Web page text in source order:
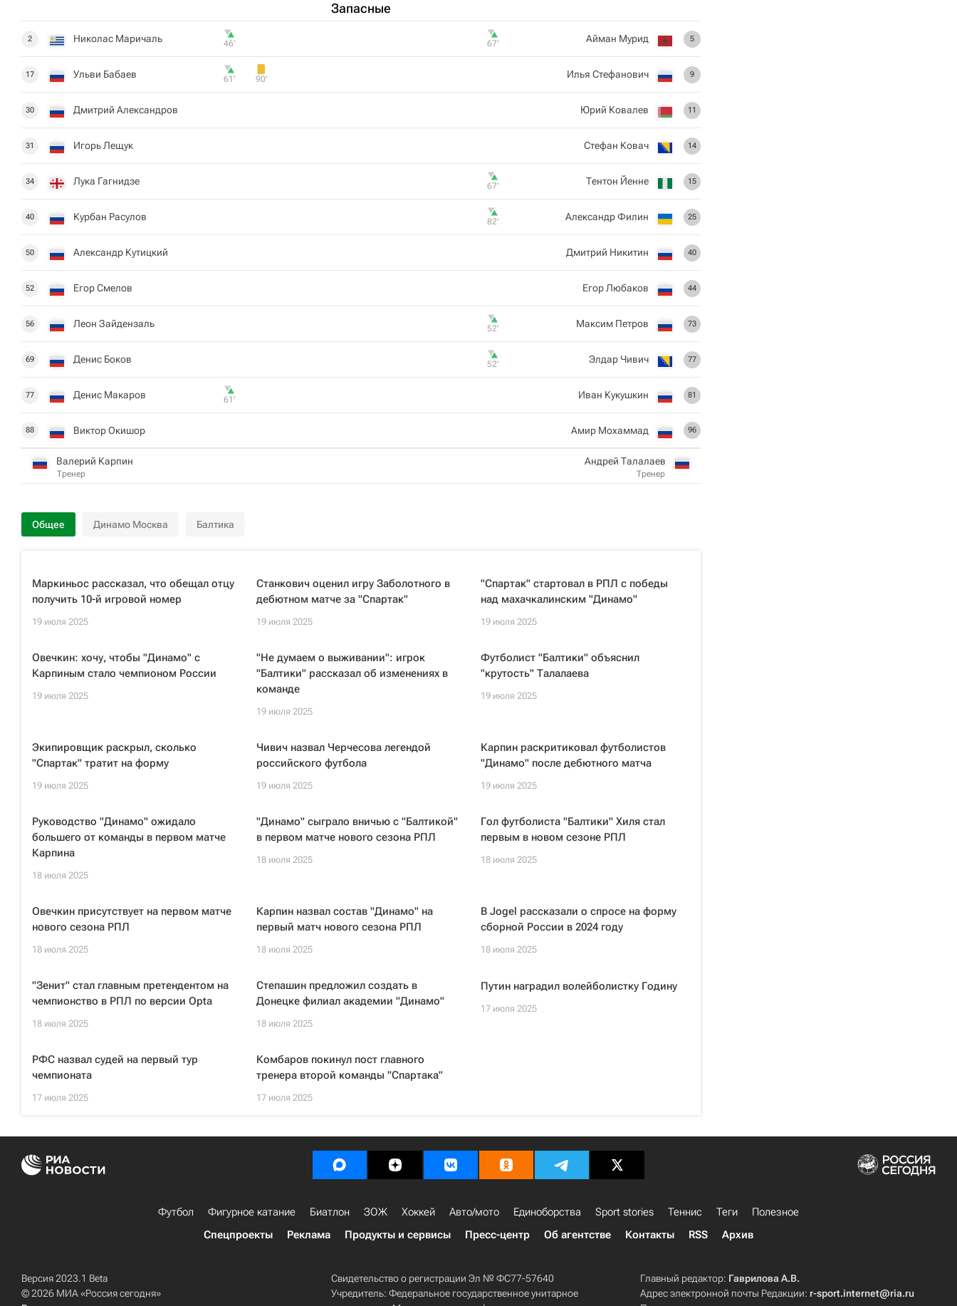
Запасные
2 Николас Маричаль 46‎’‎
17 Ульви Бабаев 61‎’‎ 90‎’‎
30 Дмитрий Александров
31 Игорь Лещук
34 Лука Гагнидзе
40 Курбан Расулов
50 Александр Кутицкий
52 Егор Смелов
56 Леон Зайдензаль
69 Денис Боков
77 Денис Макаров 61‎’‎
88 Виктор Окишор
Валерий Карпин
Тренер
5
Айман Мурид
67‎’‎
9
Илья Стефанович
11
Юрий Ковалев
14
Стефан Ковач
15
Тентон Йенне
67‎’‎
25
Александр Филин
82‎’‎
40
Дмитрий Никитин
44
Егор Любаков
73
Максим Петров
52‎’‎
77
Элдар Чивич
52‎’‎
81
Иван Кукушкин
96
Амир Мохаммад
Андрей Талалаев
Тренер
Общее Динамо Москва Балтика
Маркиньос рассказал, что обещал отцу
получить 10-й игровой номер
19 июля 2025
Станкович оценил игру Заболотного в
дебютном матче за "Спартак"
19 июля 2025
"Спартак" стартовал в РПЛ с победы
над махачкалинским "Динамо"
19 июля 2025
Овечкин: хочу, чтобы "Динамо" с
Карпиным стало чемпионом России
19 июля 2025
"Не думаем о выживании": игрок
"Балтики" рассказал об изменениях в
команде
19 июля 2025
Футболист "Балтики" объяснил
"крутость" Талалаева
19 июля 2025
Экипировщик раскрыл, сколько
"Спартак" тратит на форму
19 июля 2025
Чивич назвал Черчесова легендой
российского футбола
19 июля 2025
Карпин раскритиковал футболистов
"Динамо" после дебютного матча
19 июля 2025
Руководство "Динамо" ожидало
большего от команды в первом матче
Карпина
18 июля 2025
"Динамо" сыграло вничью с "Балтикой"
в первом матче нового сезона РПЛ
18 июля 2025
Гол футболиста "Балтики" Хиля стал
первым в новом сезоне РПЛ
18 июля 2025
Овечкин присутствует на первом матче
нового сезона РПЛ
18 июля 2025
Карпин назвал состав "Динамо" на
первый матч нового сезона РПЛ
18 июля 2025
В Jogel рассказали о спросе на форму
сборной России в 2024 году
18 июля 2025
"Зенит" стал главным претендентом на
чемпионство в РПЛ по версии Opta
18 июля 2025
Степашин предложил создать в
Донецке филиал академии "Динамо"
18 июля 2025
Путин наградил волейболистку Годину
17 июля 2025
РФС назвал судей на первый тур
чемпионата
17 июля 2025
Комбаров покинул пост главного
тренера второй команды "Спартака"
17 июля 2025
Футбол Фигурное катание Биатлон ЗОЖ Хоккей Авто/мото Единоборства Sport stories Теннис Теги
Полезное
Спецпроекты
Реклама Продукты и сервисы Пресс-центр Об агентстве Контакты RSS Архив
Версия 2023.1 Beta
© 2026 МИА «Россия сегодня»
Свидетельство о регистрации Эл № ФС77-57640
Учредитель: Федеральное государственное унитарное
Главный редактор: Гаврилова А.В.
Адрес электронной почты Редакции: r-sport.internet@ria.ru